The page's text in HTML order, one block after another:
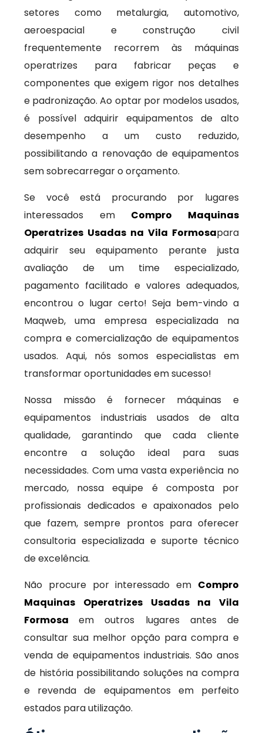
setores como metalurgia, automotivo,
aeroespacial e construção civil
frequentemente recorrem às máquinas
operatrizes para fabricar peças e
componentes que exigem rigor nos detalhes
e padronização. Ao optar por modelos usados,
é possível adquirir equipamentos de alto
desempenho a um custo reduzido,
possibilitando a renovação de equipamentos
sem sobrecarregar o orçamento.
Se você está procurando por lugares
interessados em Compro Maquinas
Operatrizes Usadas na Vila Formosapara
adquirir seu equipamento perante justa
avaliação de um time especializado,
pagamento facilitado e valores adequados,
encontrou o lugar certo! Seja bem-vindo a
Maqweb, uma empresa especializada na
compra e comercialização de equipamentos
usados. Aqui, nós somos especialistas em
transformar oportunidades em sucesso!
Nossa missão é fornecer máquinas e
equipamentos industriais usados de alta
qualidade, garantindo que cada cliente
encontre a solução ideal para suas
necessidades. Com uma vasta experiência no
mercado, nossa equipe é composta por
profissionais dedicados e apaixonados pelo
que fazem, sempre prontos para oferecer
consultoria especializada e suporte técnico
de excelência.
Não procure por interessado em Compro
Maquinas Operatrizes Usadas na Vila
Formosaem outros lugares antes de
consultar sua melhor opção para compra e
venda de equipamentos industriais. São anos
de história possibilitando soluções na compra
e revenda de equipamentos em perfeito
estados para utilização.